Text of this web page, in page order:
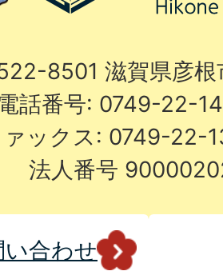
8501 滋賀県彦
話番号: 0749-22-
ァックス: 0749-22-
法人番号
い合わせ